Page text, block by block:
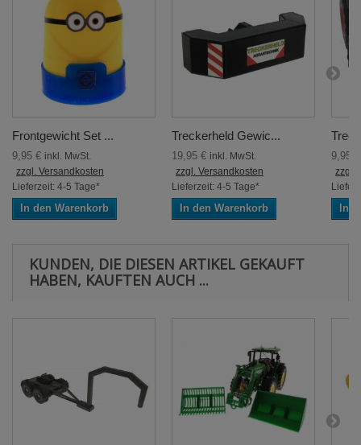
Frontgewicht Set ...
9,95 € inkl. MwSt.
zzgl. Versandkosten
Lieferzeit: 4-5 Tage*
In den Warenkorb
Treckerheld Gewic...
19,95 € inkl. MwSt.
zzgl. Versandkosten
Lieferzeit: 4-5 Tage*
In den Warenkorb
9,95
zzgl.
In
KUNDEN, DIE DIESEN ARTIKEL GEKAUFT
HABEN, KAUFTEN AUCH ...